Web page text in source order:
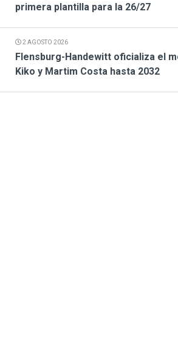
primera plantilla para la 26/27
2 AGOSTO 2026
Flensburg-Handewitt oficializa el
Kiko y Martim Costa hasta 2032